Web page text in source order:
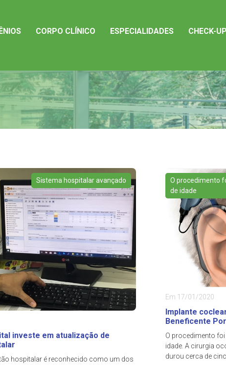
CORPO CLÍNICO ESPECIALIDADES CHECK-UP
Sistema hospitalar avançado
investe em atualização de
hospitalar é reconhecido como um dos
O procedimento
de idade
Em 17/01/2020
Implante
Beneficente
O procedimento
idade. A cirurgia
durou cerca de